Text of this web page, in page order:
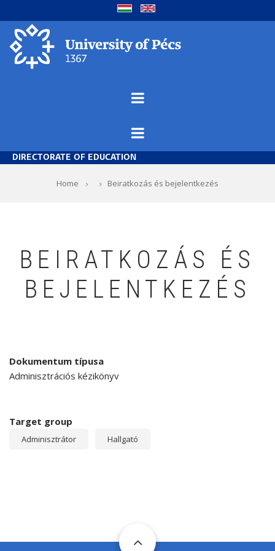
to
main
content
DIRECTORATE OF EDUCATION
Breadcrumb
Home Beiratkozás és bejelentkezés
BEIRATKOZÁS ÉS
BEJELENTKEZÉS
Dokumentum típusa
Adminisztrációs kézikönyv
Target group
Adminisztrátor Hallgató